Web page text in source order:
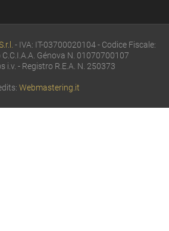
- IVA: IT-03700020104 - Codice Fiscale:
Génova N. 01070700107
i.v. - Registro R.E.A. N. 250373
Webmastering.it